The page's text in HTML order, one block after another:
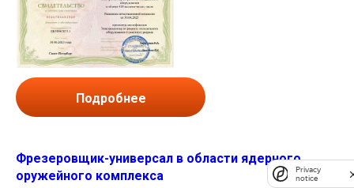
Подробнее
Фрезеровщик-универсал в области ядерного
оружейного комплекса
Privacy
notice